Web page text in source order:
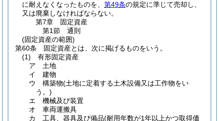
に耐えなくなったものを、 第49条の規定に準じて売却し、
又は廃棄しなければならない。
第7章
固定資産
第1節
通則
(固定資産の範囲)
第60条
固定資産とは、次に掲げるものをいう。
(1)
有形固定資産
ア
土地
イ
建物
ウ
構築物(土地に定着する土木設備又は工作物をい
う。)
エ
機械及び装置
オ
車両運搬具
カ
工具、器具及び備品(耐用年数が1年以上かつ取得価